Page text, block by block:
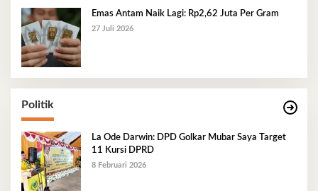
Emas Antam Naik Lagi: Rp2,62 Juta Per Gram
27 Juli 2026
Politik
La Ode Darwin: DPD Golkar Mubar Saya Target
11 Kursi DPRD
8 Februari 2026